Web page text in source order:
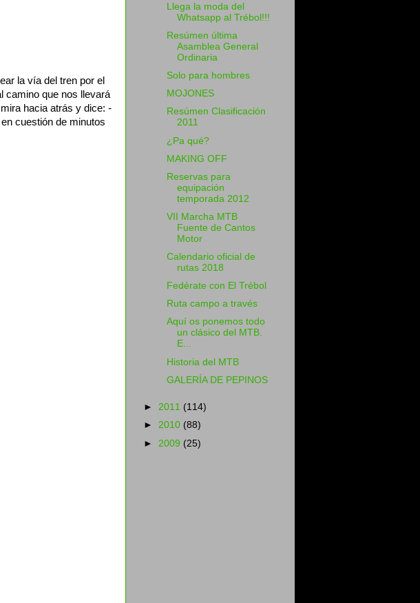
la vía del tren por el
camino que nos llevará
hacia atrás y dice: -
en cuestión de minutos
Llega la moda del
Whatsapp al Trébol!!!
Resúmen última
Asamblea General
Ordinaria
Solo para hombres
MOJONES
Resúmen Clasificación
2011
¿Pa qué?
MAKING OFF
Reservas para
equipación
temporada 2012
VII Marcha MTB
Fuente de Cantos
Motor
Calendario oficial de
rutas 2018
Fedérate con El Trébol
Ruta campo a través
Aquí os ponemos todo
un clásico del MTB.
E...
Historia del MTB
GALERÍA DE PEPINOS
► 2011 (114)
► 2010 (88)
► 2009 (25)